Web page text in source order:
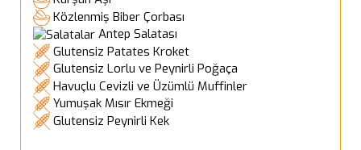
Közlenmiş Biber Çorbası
Antep Salatası
Glutensiz Patates Kroket
Glutensiz Lorlu ve Peynirli Poğaça
Havuçlu Cevizli ve Üzümlü Muffinler
Yumuşak Mısır Ekmeği
Glutensiz Peynirli Kek